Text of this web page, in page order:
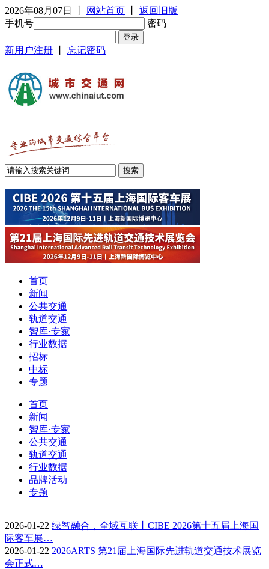
2026年08月07日 网站首页
返回旧版
手机号
密码
新用户注册 忘记密码
首页
新闻
公共交通
轨道交通
智库·专家
行业数据
招标
中标
专题
首页
新闻
智库·专家
公共交通
轨道交通
行业数据
品牌活动
专题
2026-01-22 绿智融合，全域互联丨CIBE 2026第十五届上海国
际客车展…
2026-01-22 2026ARTS 第21届上海国际先进轨道交通技术展览
会正式…